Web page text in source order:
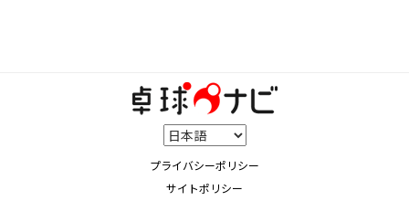
プライバシーポリシー
サイトポリシー